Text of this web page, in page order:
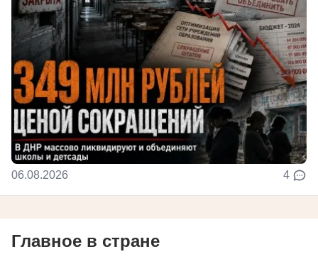
06.08.2026 4
Главное в стране